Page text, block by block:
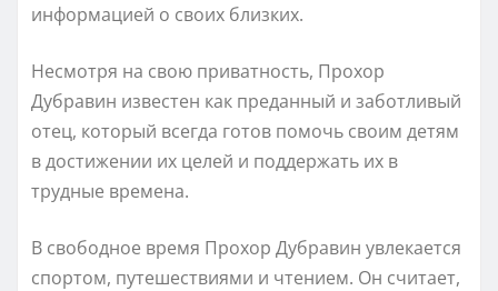
информацией о своих близких.
Несмотря на свою приватность, Прохор
Дубравин известен как преданный и заботливый
отец, который всегда готов помочь своим детям
в достижении их целей и поддержать их в
трудные времена.
В свободное время Прохор Дубравин увлекается
спортом, путешествиями и чтением. Он считает,